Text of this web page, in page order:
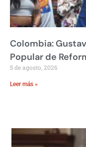
Colombia:
Popular de
5 de agosto, 2026
Leer más »